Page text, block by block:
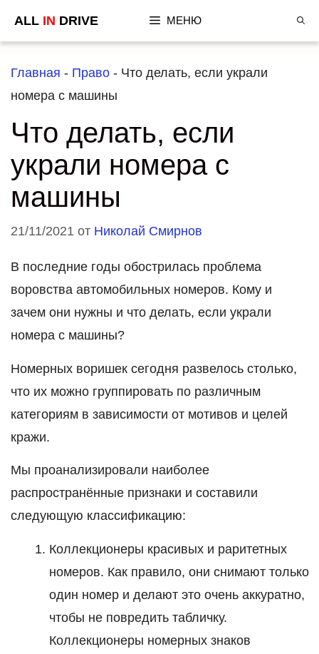
ALL IN DRIVE МЕНЮ
Главная - Право - Что делать, если украли
номера с машины
Что делать, если
украли номера с
машины
21/11/2021 от Николай Смирнов
В последние годы обострилась проблема
воровства автомобильных номеров. Кому и
зачем они нужны и что делать, если украли
номера с машины?
Номерных воришек сегодня развелось столько,
что их можно группировать по различным
категориям в зависимости от мотивов и целей
кражи.
Мы проанализировали наиболее
распространённые признаки и составили
следующую классификацию:
Коллекционеры красивых и раритетных
номеров. Как правило, они снимают только
один номер и делают это очень аккуратно,
чтобы не повредить табличку.
Коллекционеры номерных знаков